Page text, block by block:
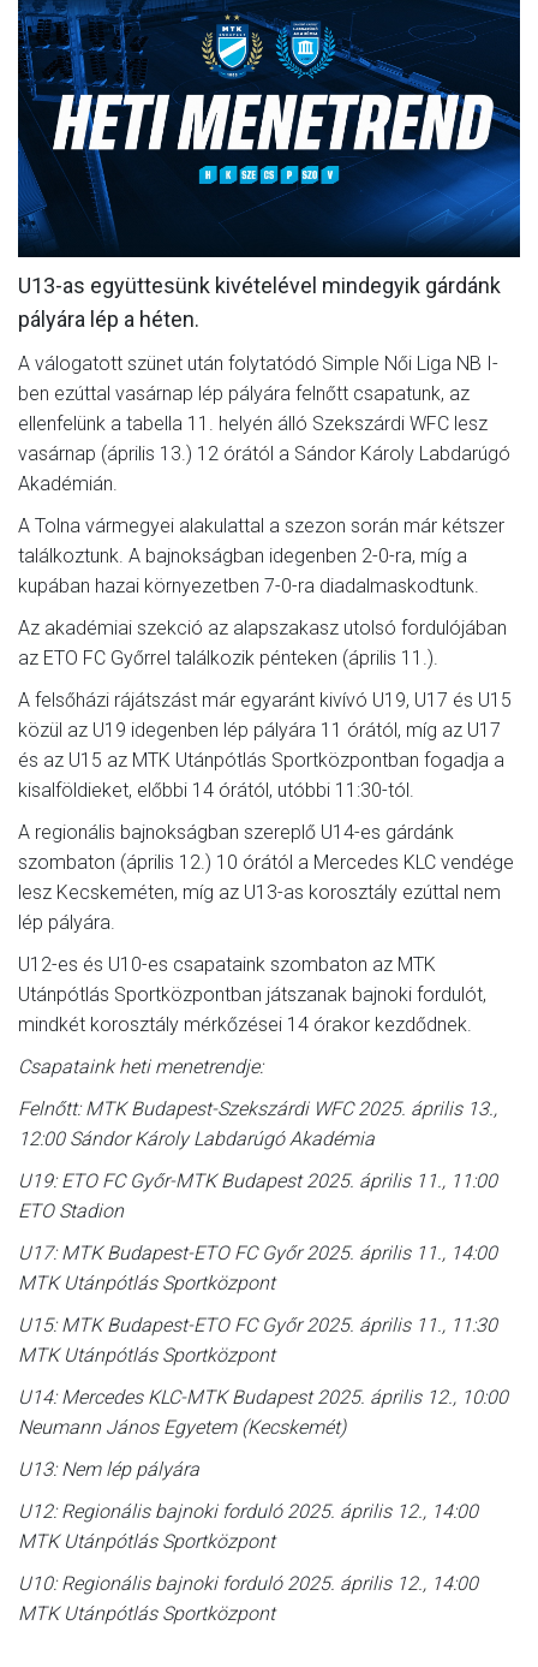
MÉRKŐZÉSEK
JELENTKEZÉS
KLUB
GALÉRIA
SZURKOLÓI ÉLMÉNYEK
SAJTÓ
U13-as együttesünk kivételével mindegyik gárdánk
pályára lép a héten.
A válogatott szünet után folytatódó Simple Női Liga NB I-
ben ezúttal vasárnap lép pályára felnőtt csapatunk, az
ellenfelünk a tabella 11. helyén álló Szekszárdi WFC lesz
vasárnap (április 13.) 12 órától a Sándor Károly Labdarúgó
Akadémián.
A Tolna vármegyei alakulattal a szezon során már kétszer
találkoztunk. A bajnokságban idegenben 2-0-ra, míg a
kupában hazai környezetben 7-0-ra diadalmaskodtunk.
Az akadémiai szekció az alapszakasz utolsó fordulójában
az ETO FC Győrrel találkozik pénteken (április 11.).
A felsőházi rájátszást már egyaránt kivívó U19, U17 és U15
közül az U19 idegenben lép pályára 11 órától, míg az U17
és az U15 az MTK Utánpótlás Sportközpontban fogadja a
kisalföldieket, előbbi 14 órától, utóbbi 11:30-tól.
A regionális bajnokságban szereplő U14-es gárdánk
szombaton (április 12.) 10 órától a Mercedes KLC vendége
lesz Kecskeméten, míg az U13-as korosztály ezúttal nem
lép pályára.
U12-es és U10-es csapataink szombaton az MTK
Utánpótlás Sportközpontban játszanak bajnoki fordulót,
mindkét korosztály mérkőzései 14 órakor kezdődnek.
Csapataink heti menetrendje:
Felnőtt: MTK Budapest-Szekszárdi WFC 2025. április 13.,
12:00 Sándor Károly Labdarúgó Akadémia
U19: ETO FC Győr-MTK Budapest 2025. április 11., 11:00
ETO Stadion
U17: MTK Budapest-ETO FC Győr 2025. április 11., 14:00
MTK Utánpótlás Sportközpont
U15: MTK Budapest-ETO FC Győr 2025. április 11., 11:30
MTK Utánpótlás Sportközpont
U14: Mercedes KLC-MTK Budapest 2025. április 12., 10:00
Neumann János Egyetem (Kecskemét)
U13: Nem lép pályára
U12: Regionális bajnoki forduló 2025. április 12., 14:00
MTK Utánpótlás Sportközpont
U10: Regionális bajnoki forduló 2025. április 12., 14:00
MTK Utánpótlás Sportközpont